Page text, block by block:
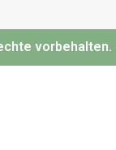
vorbehalten.